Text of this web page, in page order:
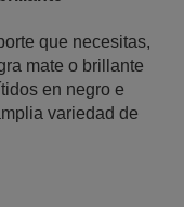
que necesitas,
mate o brillante
en negro e
variedad de